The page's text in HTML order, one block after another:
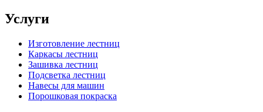
Услуги
Изготовление лестниц
Каркасы лестниц
Зашивка лестниц
Подсветка лестниц
Навесы для машин
Порошковая покраска